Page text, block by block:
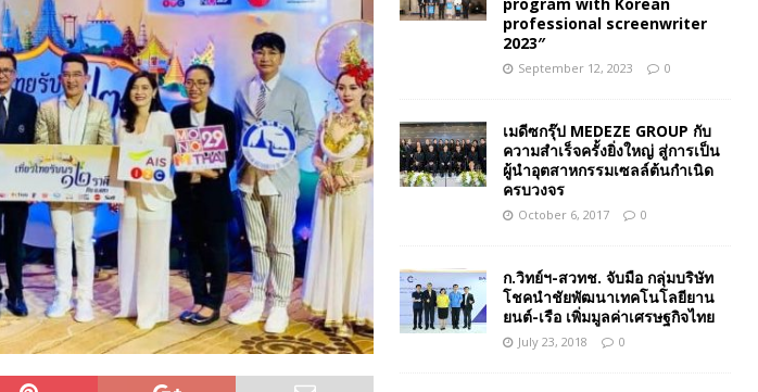
professional screenwriter
2023″
September 12, 2023 0
เมดีซกรุ๊ป MEDEZE GROUP กับ
ความสำเร็จครั้งยิ่งใหญ่ สู่การเป็น
ผู้นำอุตสาหกรรมเซลล์ต้นกำเนิด
ครบวงจร
October 6, 2017 0
ก.วิทย์ฯ-สวทช. จับมือ กลุ่มบริษัท
โชคนำชัยพัฒนาเทคโนโลยียาน
ยนต์-เรือ เพิ่มมูลค่าเศรษฐกิจไทย
July 23, 2018 0